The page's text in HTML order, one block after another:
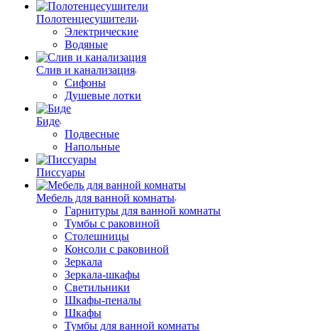
Полотенцесушители
Электрические
Водяные
Слив и канализация
Сифоны
Душевые лотки
Биде
Подвесные
Напольные
Писсуары
Мебель для ванной комнаты
Гарнитуры для ванной комнаты
Тумбы с раковиной
Столешницы
Консоли с раковиной
Зеркала
Зеркала-шкафы
Светильники
Шкафы-пеналы
Шкафы
Тумбы для ванной комнаты